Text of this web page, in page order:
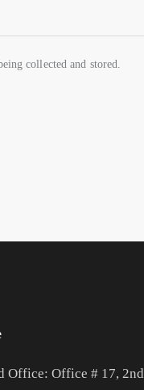
collected and stored.
Office: Office # 17, 2nd